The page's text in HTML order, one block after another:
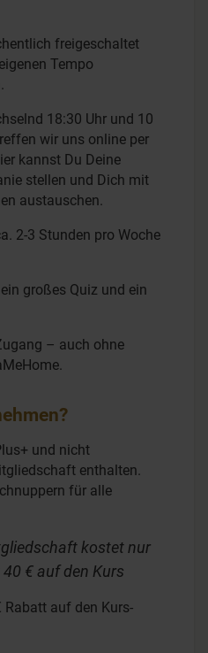
freigeschaltet
Tempo
18:30 Uhr und 10
wir uns online per
kannst Du Deine
stellen und Dich mit
austauschen.
2-3 Stunden pro Woche
großes Quiz und ein
– auch ohne
und nicht
enthalten.
für alle
kostet nur
€ auf den Kurs
Rabatt auf den Kurs-